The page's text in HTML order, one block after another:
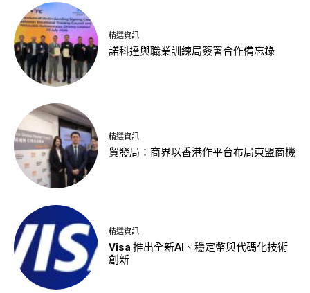
精選資訊
諾科達與職業訓練局簽署合作備忘錄
精選資訊
貿發局：商界以香港作平台布局東盟商機
精選資訊
Visa 推出全新AI、穩定幣與代碼化技術
創新